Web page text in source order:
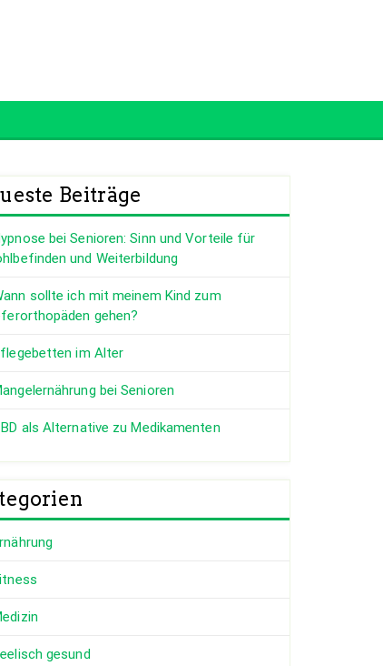
Beiträge
bei Senioren: Sinn und Vorteile für
und Weiterbildung
sollte ich mit meinem Kind zum
gehen?
im Alter
bei Senioren
als Alternative zu Medikamenten
gesund